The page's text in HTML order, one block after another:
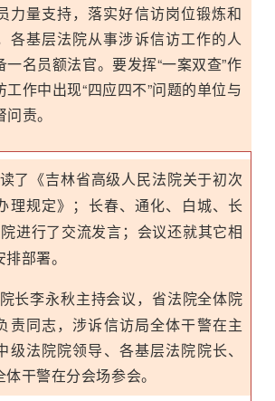
力量支持，落实好信访岗位锻炼和
各基层法院从事涉诉信访工作的人
一名员额法官。要发挥“一案双查”作
作中出现“四应四不”问题的单位与
责。
了 《吉林省高级人民法院关于初次
理规定》 ；长春、通化、白城、长
进行了交流发言； 会议还就其它相
排部署。‍
长李永秋主持会议，省法院全体院
责同志，涉诉信访局全体干警在主
级法院院领导、各基层法院院长、
干警在分会场参会。‍